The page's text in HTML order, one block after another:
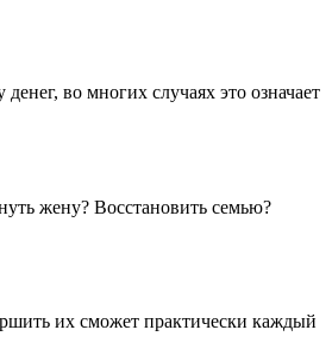
во многих случаях это означает
жену? Восстановить семью?
их сможет практически каждый